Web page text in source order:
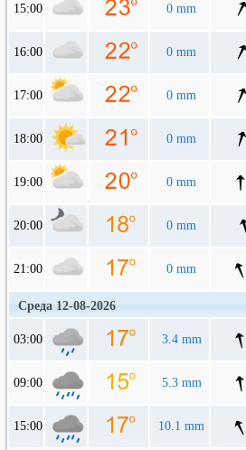
15:00 0 mm
16:00 0 mm
17:00 0 mm
18:00 0 mm
19:00 0 mm
20:00 0 mm
21:00 0 mm
Среда 12-08-2026
03:00 3.4 mm
09:00 5.3 mm
15:00 10.1 mm